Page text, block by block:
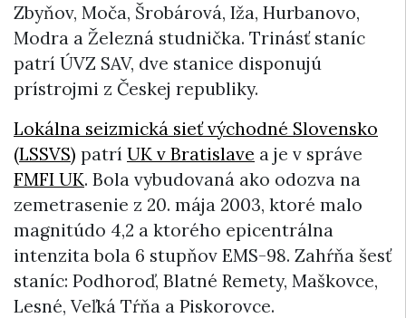
Zbyňov, Moča, Šrobárová, Iža, Hurbanovo,
Modra a Železná studnička. Trinásť staníc
patrí ÚVZ SAV, dve stanice disponujú
prístrojmi z Českej republiky.
Lokálna seizmická sieť východné Slovensko
(LSSVS) patrí UK v Bratislave a je v správe
FMFI UK. Bola vybudovaná ako odozva na
zemetrasenie z 20. mája 2003, ktoré malo
magnitúdo 4,2 a ktorého epicentrálna
intenzita bola 6 stupňov EMS-98. Zahŕňa šesť
staníc: Podhoroď, Blatné Remety, Maškovce,
Lesné, Veľká Tŕňa a Piskorovce.